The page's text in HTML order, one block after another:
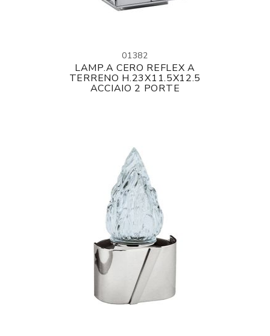
01382
LAMP.A CERO REFLEX A
TERRENO H.23X11.5X12.5
ACCIAIO 2 PORTE